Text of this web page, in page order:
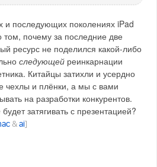
и последующих поколениях iPad
том, почему за последние две
ресурс не поделился какой-либо
следующей реинкарнации
Китайцы затихли и усердно
чехлы и плёнки, а мы с вами
на разработки конкурентов.
затягивать с презентацией?
&ai